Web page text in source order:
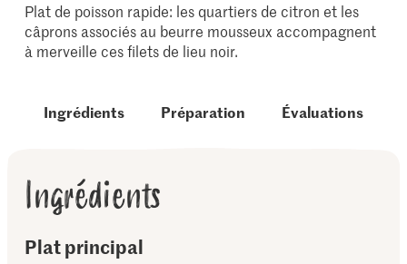
Plat de poisson rapide: les quartiers de citron et les
câprons associés au beurre mousseux accompagnent
à merveille ces filets de lieu noir.
Ingrédients Préparation Évaluations
Ingrédients
Plat principal